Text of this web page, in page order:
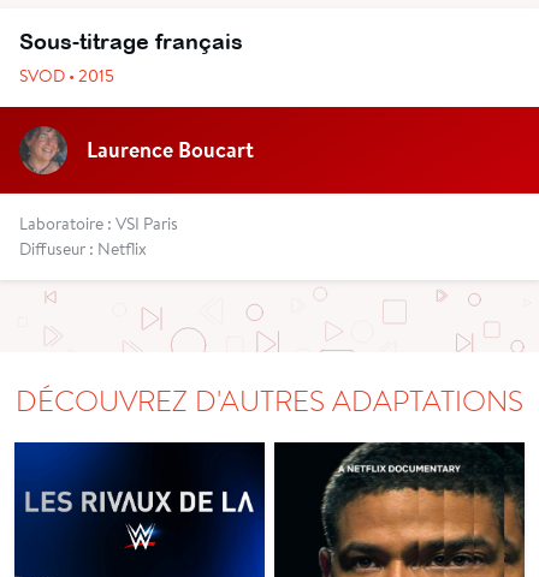
Sous-titrage français
SVOD • 2015
Laurence Boucart
Laboratoire : VSI Paris
Diffuseur : Netflix
DÉCOUVREZ D'AUTRES ADAPTATIONS